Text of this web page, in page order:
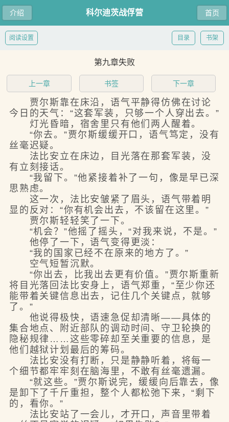
介绍 首页
科尔迪茨战俘营
书架
目录
阅读设置
第九章失败
上一章 书签 下一章
贾尔斯靠在床沿，语气平静得仿佛在讨论
今日的天气：“这套军装，只够一个人穿出去。”
灯光昏暗，宿舍里只有他们两人醒着。
“你去。”贾尔斯缓缓开口，语气笃定，没有
丝毫迟疑。
法比安立在床边，目光落在那套军装，没
有立刻接话。
“我留下。”他紧接着补了一句，像是早已深
思熟虑。
这一次，法比安皱紧了眉头，语气带着明
显的反对：“你有机会出去，不该留在这里。”
贾尔斯轻轻笑了一下。
“机会？”他摇了摇头，“对我来说，不是。”
他停了一下，语气变得更淡：
“我的国家已经不在原来的地方了。”
空气短暂沉默。
“你出去，比我出去更有价值。”贾尔斯重新
将目光落回法比安身上，语气郑重，“至少你还
能带着关键信息出去，记住几个关键点，就够
了。”
他说得极快，语速急促却清晰——具体的
集合地点、附近部队的调动时间、守卫轮换的
隐秘规律……这些零碎却至关重要的信息，是
他们越狱计划最后的筹码。
法比安没有打断，只是静静听着，将每一
个细节都牢牢刻在脑海里，不敢有丝毫遗漏。
“就这些。”贾尔斯说完，缓缓向后靠去，像
是卸下了千斤重担，整个人都松弛下来，“剩下
的，看你。”
法比安站了一会儿，才开口，声音里带着